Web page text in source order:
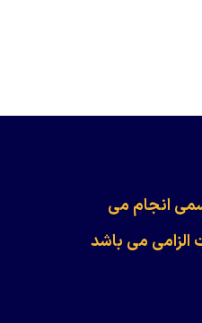
انجام می
الزامی می باشد